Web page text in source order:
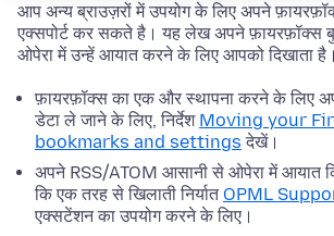
आप अन्य ब्राउज़रों में उपयोग के लिए अपने
एक्सपोर्ट कर सकते है। यह लेख अपने फ़ायरफ़ॉक्स
ओपेरा में उन्हें आयात करने के लिए आपको दिखाता है।
फ़ायरफ़ॉक्स का एक और स्थापना करने के लिए
डेटा ले जाने के लिए, निर्देश Moving your
bookmarks and settings देखें।
अपने RSS/ATOM आसानी से ओपेरा में आयात
कि एक तरह से खिलाती निर्यातOPML
एक्सटेंशन का उपयोग करने के लिए।